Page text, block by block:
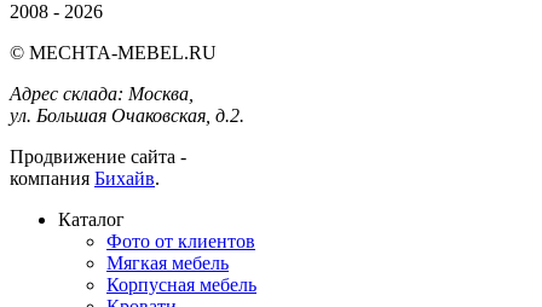
2008 - 2026
© MECHTA-MEBEL.RU
Адрес склада: Москва,
ул. Большая Очаковская, д.2.
Продвижение сайта -
компания Бихайв.
Каталог
Фото от клиентов
Мягкая мебель
Корпусная мебель